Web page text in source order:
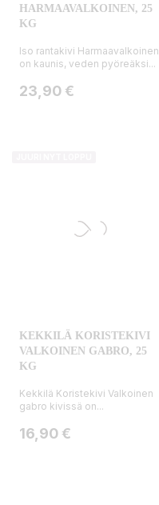
HARMAAVALKOINEN, 25
KG
Iso rantakivi Harmaavalkoinen
on kaunis, veden pyöreäksi...
Hinta
23,90 €
KEKKILÄ KORISTEKIVI
VALKOINEN GABRO, 25
KG
Kekkilä Koristekivi Valkoinen
gabro kivissä on...
Hinta
16,90 €